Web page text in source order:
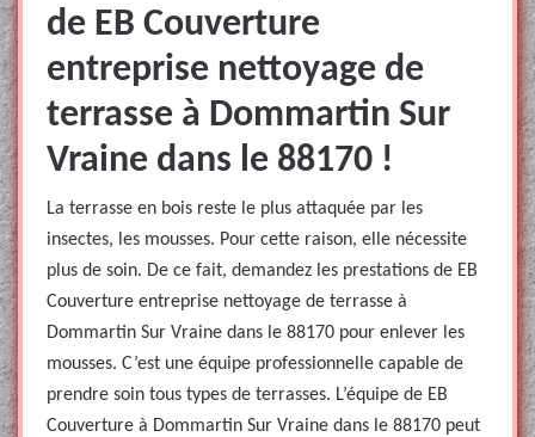
de EB Couverture
entreprise nettoyage de
terrasse à Dommartin Sur
Vraine dans le 88170 !
La terrasse en bois reste le plus attaquée par les
insectes, les mousses. Pour cette raison, elle nécessite
plus de soin. De ce fait, demandez les prestations de EB
Couverture entreprise nettoyage de terrasse à
Dommartin Sur Vraine dans le 88170 pour enlever les
mousses. C’est une équipe professionnelle capable de
prendre soin tous types de terrasses. L’équipe de EB
Couverture à Dommartin Sur Vraine dans le 88170 peut